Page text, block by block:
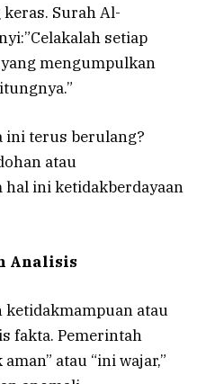
Surah Al-
setiap
mengumpulkan
ini terus berulang?
atau
hal ini ketidakberdayaan
Analisis
ketidakmampuan atau
fakta. Pemerintah
atau “ini wajar,”